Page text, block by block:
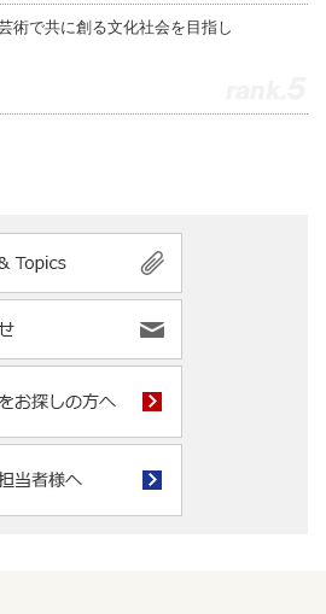
術で共に創る文化社会を目指し